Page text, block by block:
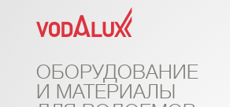
ОБОРУДОВАНИЕ
И МАТЕРИАЛЫ